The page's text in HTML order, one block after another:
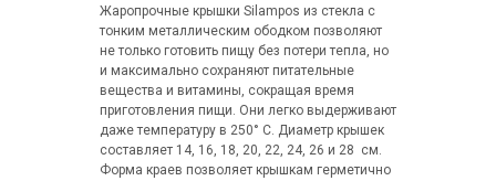
Жаропрочные крышки Silampos из стекла c
тонким металлическим ободком позволяют
не только готовить пищу без потери тепла, но
и максимально сохраняют питательные
вещества и витамины, сокращая время
приготовления пищи. Они легко выдерживают
даже температуру в 250° С. Диаметр крышек
составляет 14, 16, 18, 20, 22, 24, 26 и 28 см.
Форма краев позволяет крышкам герметично